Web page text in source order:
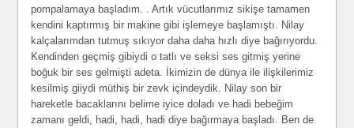
pompalamaya başladım. . Artık vücutlarımız sikişe tamamen
kendini kaptırmış bir makine gibi işlemeye başlamıştı. Nilay
kalçalarımdan tutmuş sıkıyor daha daha hızlı diye bağırıyordu.
Kendinden geçmiş gibiydi o tatlı ve seksi ses gitmiş yerine
boğuk bir ses gelmişti adeta. İkimizin de dünya ile ilişkilerimiz
kesilmiş giiydi müthiş bir zevk içindeydik. Nilay son bir
hareketle bacaklarını belime iyice doladı ve hadi bebeğim
zamanı geldi, hadi, hadi, hadi diye bağırmaya başladı. Ben de